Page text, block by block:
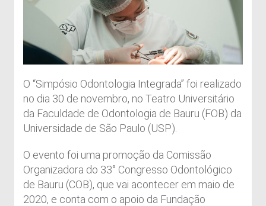
O “Simpósio Odontologia Integrada” foi realizado
no dia 30 de novembro, no Teatro Universitário
da Faculdade de Odontologia de Bauru (FOB) da
Universidade de São Paulo (USP).
O evento foi uma promoção da Comissão
Organizadora do 33° Congresso Odontológico
de Bauru (COB), que vai acontecer em maio de
2020, e conta com o apoio da Fundação